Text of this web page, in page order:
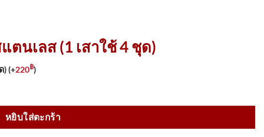
นเลส (1 เสาใช้ 4 ชุด)
)(+220฿)
หยิบใส่ตะกร้า